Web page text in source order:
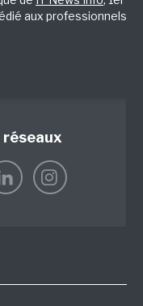
aux professionnels
réseaux